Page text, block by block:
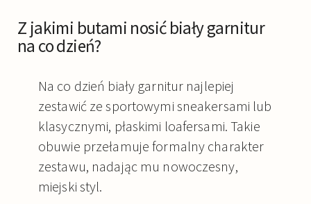
Z jakimi butami nosić biały garnitur
na co dzień?
Na co dzień biały garnitur najlepiej
zestawić ze sportowymi sneakersami lub
klasycznymi, płaskimi loafersami. Takie
obuwie przełamuje formalny charakter
zestawu, nadając mu nowoczesny,
miejski styl.